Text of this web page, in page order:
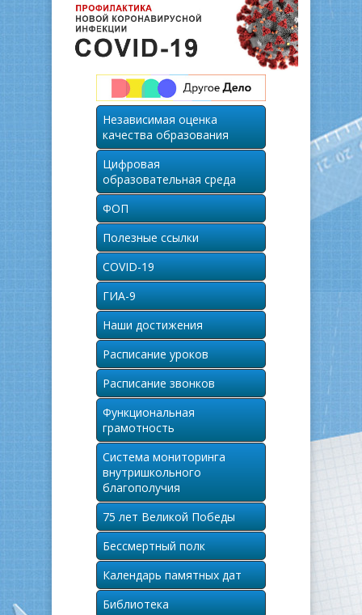
Независимая оценка
качества образования
Цифровая
образовательная среда
ФОП
Полезные ссылки
COVID-19
ГИА-9
Наши достижения
Расписание уроков
Расписание звонков
Функциональная
грамотность
Система мониторинга
внутришкольного
благополучия
75 лет Великой Победы
Бессмертный полк
Календарь памятных дат
Библиотека